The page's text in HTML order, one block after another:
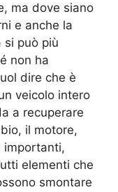
ma dove siano
e anche la
si può più
non ha
dire che è
veicolo intero
a recuperare
il motore,
importanti,
elementi che
smontare